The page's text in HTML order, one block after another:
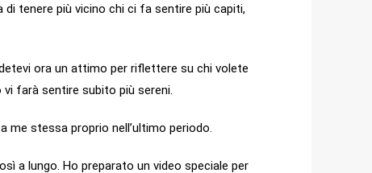
tenere più vicino chi ci fa sentire più capiti,
ora un attimo per riflettere su chi volete
farà sentire subito più sereni.
me stessa proprio nell’ultimo periodo.
a lungo. Ho preparato un video speciale per